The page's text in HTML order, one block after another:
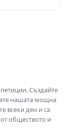
Създайте
нашата мощна
всеки ден и са
обществото и